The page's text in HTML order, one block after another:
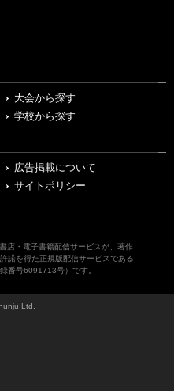
大会から探す
学校から探す
広告掲載について
サイトポリシー
店・電子書籍配信サービスが、著作
諾を得た正規版配信サービスである
番号6091713号）です。
Ltd.